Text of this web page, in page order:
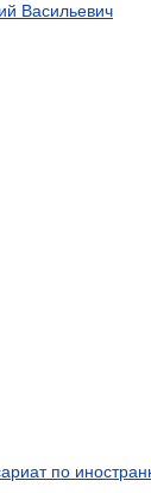
Васильевич
по